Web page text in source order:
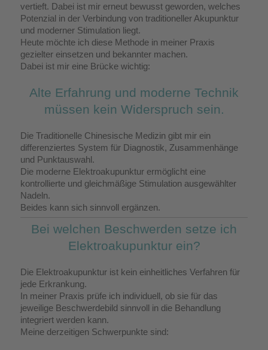
vertieft. Dabei ist mir erneut bewusst geworden, welches
Potenzial in der Verbindung von traditioneller Akupunktur
und moderner Stimulation liegt.
Heute möchte ich diese Methode in meiner Praxis
gezielter einsetzen und bekannter machen.
Dabei ist mir eine Brücke wichtig:
Alte Erfahrung und moderne Technik
müssen kein Widerspruch sein.
Die Traditionelle Chinesische Medizin gibt mir ein
differenziertes System für Diagnostik, Zusammenhänge
und Punktauswahl.
Die moderne Elektroakupunktur ermöglicht eine
kontrollierte und gleichmäßige Stimulation ausgewählter
Nadeln.
Beides kann sich sinnvoll ergänzen.
Bei welchen Beschwerden setze ich
Elektroakupunktur ein?
Die Elektroakupunktur ist kein einheitliches Verfahren für
jede Erkrankung.
In meiner Praxis prüfe ich individuell, ob sie für das
jeweilige Beschwerdebild sinnvoll in die Behandlung
integriert werden kann.
Meine derzeitigen Schwerpunkte sind: